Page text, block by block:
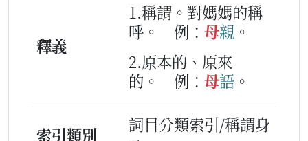
釋義
1.稱謂。對媽媽的稱
呼。
例： 母親 。
2.原本的、原來
的。
例： 母語 。
索引類別
詞目分類索引/稱謂身